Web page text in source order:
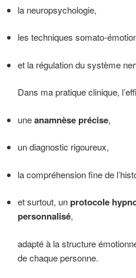
la neuropsychologie,
les techniques somato-
et la régulation du système
Dans ma pratique clinique,
uneanamnèse précise,
un diagnostic rigoureux,
la compréhension fine de
et surtout, unprotocole
personnalisé,
adapté à la structure
de chaque personne.